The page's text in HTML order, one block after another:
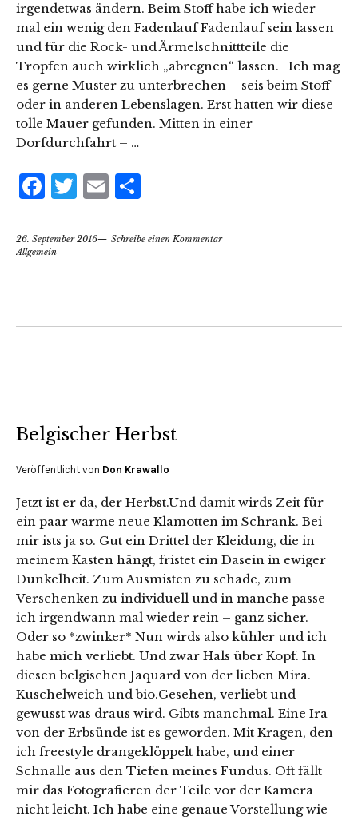
irgendetwas ändern. Beim Stoff habe ich wieder
mal ein wenig den Fadenlauf Fadenlauf sein lassen
und für die Rock- und Ärmelschnittteile die
Tropfen auch wirklich „abregnen“ lassen. Ich mag
es gerne Muster zu unterbrechen – seis beim Stoff
oder in anderen Lebenslagen. Erst hatten wir diese
tolle Mauer gefunden. Mitten in einer
Dorfdurchfahrt – …
Facebook
Twitter
Email
26. September 2016
Schreibe einen Kommentar
Allgemein
Belgischer Herbst
Veröffentlicht von Don Krawallo
Jetzt ist er da, der Herbst.Und damit wirds Zeit für
ein paar warme neue Klamotten im Schrank. Bei
mir ists ja so. Gut ein Drittel der Kleidung, die in
meinem Kasten hängt, fristet ein Dasein in ewiger
Dunkelheit. Zum Ausmisten zu schade, zum
Verschenken zu individuell und in manche passe
ich irgendwann mal wieder rein – ganz sicher.
Oder so *zwinker* Nun wirds also kühler und ich
habe mich verliebt. Und zwar Hals über Kopf. In
diesen belgischen Jaquard von der lieben Mira.
Kuschelweich und bio.Gesehen, verliebt und
gewusst was draus wird. Gibts manchmal. Eine Ira
von der Erbsünde ist es geworden. Mit Kragen, den
ich freestyle drangeklöppelt habe, und einer
Schnalle aus den Tiefen meines Fundus. Oft fällt
mir das Fotografieren der Teile vor der Kamera
nicht leicht. Ich habe eine genaue Vorstellung wie